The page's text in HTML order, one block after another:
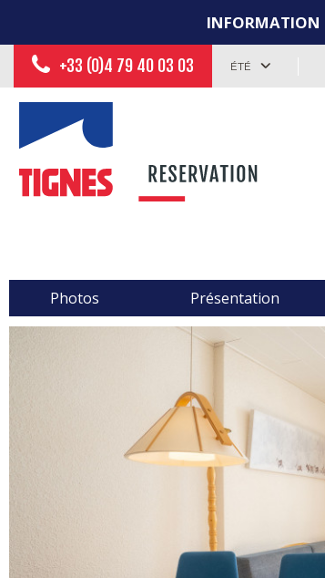
INFORMATION
+33 (0)4 79 40 03 03 ÉTÉ
Photos Présentation